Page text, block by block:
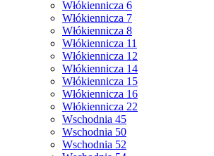
Włókiennicza 6
Włókiennicza 7
Włókiennicza 8
Włókiennicza 11
Włókiennicza 12
Włókiennicza 14
Włókiennicza 15
Włókiennicza 16
Włókiennicza 22
Wschodnia 45
Wschodnia 50
Wschodnia 52